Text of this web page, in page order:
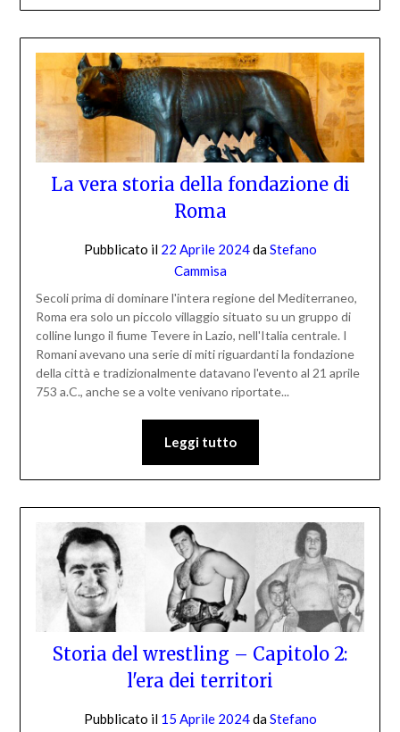
La vera storia della fondazione di
Roma
Pubblicato il 22 Aprile 2024daStefano
Cammisa
Secoli prima di dominare l'intera regione del Mediterraneo,
Roma era solo un piccolo villaggio situato su un gruppo di
colline lungo il fiume Tevere in Lazio, nell'Italia centrale. I
Romani avevano una serie di miti riguardanti la fondazione
della città e tradizionalmente datavano l'evento al 21 aprile
753 a.C., anche se a volte venivano riportate...
Leggi tutto
Storia del wrestling – Capitolo 2:
l'era dei territori
Pubblicato il 15 Aprile 2024daStefano